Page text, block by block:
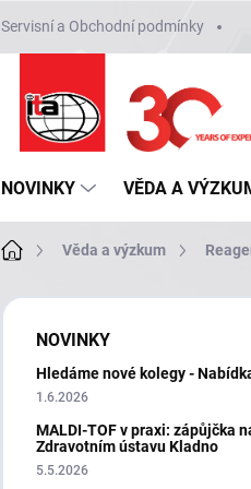
Servisní a Obchodní podmínky
NOVINKY VĚDA A
Domů Věda a výzkum
P
NOVINKY
Hledáme nové kolegy -
1.6.2026
MALDI-TOF v praxi: zápůjčka
Zdravotním ústavu Kladno
5.5.2026